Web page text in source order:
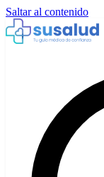
Saltar al contenido